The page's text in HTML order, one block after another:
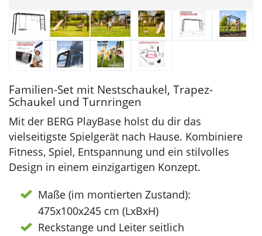
Familien-Set mit Nestschaukel, Trapez-
Schaukel und Turnringen
Mit der BERG PlayBase holst du dir das
vielseitigste Spielgerät nach Hause. Kombiniere
Fitness, Spiel, Entspannung und ein stilvolles
Design in einem einzigartigen Konzept.
Maße (im montierten Zustand):
475x100x245 cm (LxBxH)
Reckstange und Leiter seitlich